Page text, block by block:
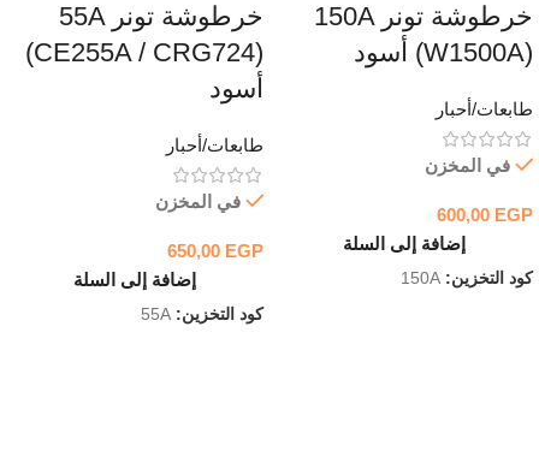
خرطوشة تونر 150A
(W1500A) أسود
طابعات/أحبار
في المخزن
600,00 EGP
إضافة إلى السلة
كود التخزين: 150A
خرطوشة تونر 55A
(CE255A / CRG724)
أسود
طابعات/أحبار
في المخزن
650,00 EGP
إضافة إلى السلة
كود التخزين: 55A